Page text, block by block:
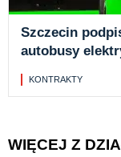
Szczecin
autobusy
KONTRAKTY
WIĘCEJ Z